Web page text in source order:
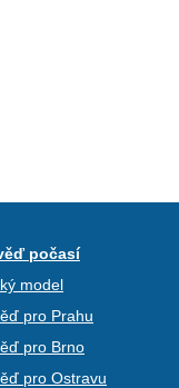
počasí
model
pro Prahu
pro Brno
pro Ostravu